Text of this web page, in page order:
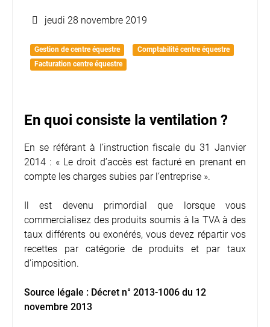
jeudi 28 novembre 2019
Gestion de centre équestre
Comptabilité centre équestre
Facturation centre équestre
En quoi consiste la ventilation ?
En se référant à l’instruction fiscale du 31 Janvier
2014 : « Le droit d’accès est facturé en prenant en
compte les charges subies par l‘entreprise ».
Il est devenu primordial que lorsque vous
commercialisez des produits soumis à la TVA à des
taux différents ou exonérés, vous devez répartir vos
recettes par catégorie de produits et par taux
d’imposition.
Source légale : Décret n° 2013-1006 du 12
novembre 2013